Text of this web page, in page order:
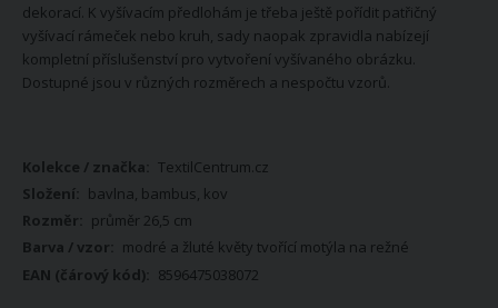
dekorací. K vyšívacím předlohám je třeba ještě pořídit patřičný
vyšívací rámeček nebo kruh, sady naopak zpravidla nabízejí
kompletní příslušenství pro vytvoření vyšívaného obrázku.
Dostupné jsou v různých rozměrech a nespočtu vzorů.
Více
informací
TextilCentrum.cz
bavlna, bambus, kov
průměr 26,5 cm
modré a žluté květy tvořící motýla na režné
8596475038072